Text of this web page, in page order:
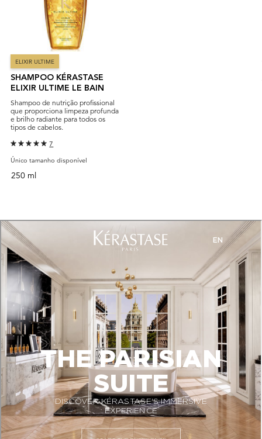
ELIXIR ULTIME
SHAMPOO KÉRASTASE
ELIXIR ULTIME LE BAIN
Shampoo de nutrição profissional
que proporciona limpeza profunda
e brilho radiante para todos os
tipos de cabelos.
7
Único tamanho disponível
250 ml
PDP Section Routine